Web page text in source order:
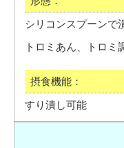
シリコンスプーンで
トロミあん、トロミ
すり潰し可能